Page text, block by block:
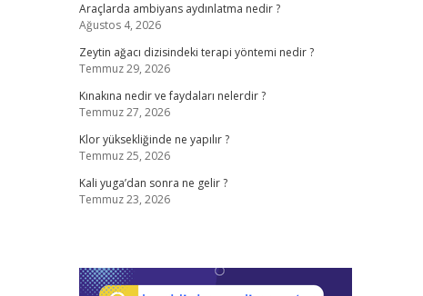
Araçlarda ambiyans aydınlatma nedir ?
Ağustos 4, 2026
Zeytin ağacı dizisindeki terapi yöntemi nedir ?
Temmuz 29, 2026
Kınakına nedir ve faydaları nelerdir ?
Temmuz 27, 2026
Klor yüksekliğinde ne yapılır ?
Temmuz 25, 2026
Kali yuga’dan sonra ne gelir ?
Temmuz 23, 2026